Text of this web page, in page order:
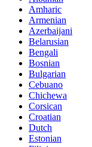
Amharic
Armenian
Azerbaijani
Belarusian
Bengali
Bosnian
Bulgarian
Cebuano
Chichewa
Corsican
Croatian
Dutch
Estonian